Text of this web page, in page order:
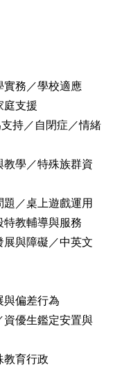
實務／學校適應
庭支援
持／自閉症／情緒
學／特殊族群資
／桌上遊戲運用
特教輔導與服務
與障礙／中英文
與偏差行為
資優生鑑定安置與
教育行政